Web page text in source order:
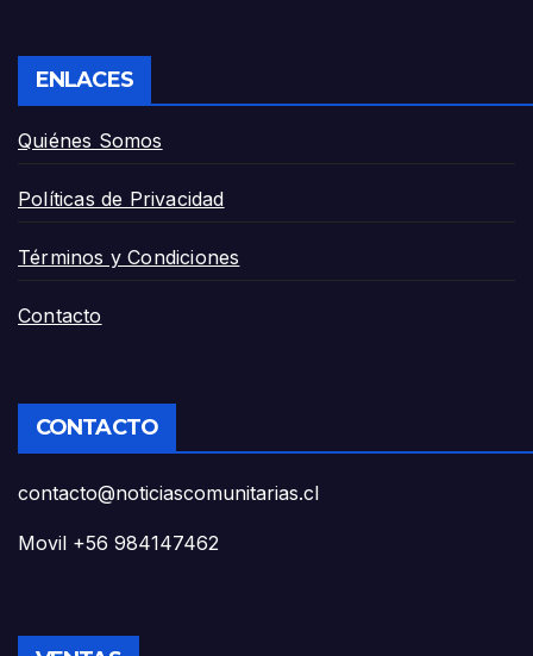
ENLACES
Quiénes Somos
Políticas de Privacidad
Términos y Condiciones
Contacto
CONTACTO
contacto@noticiascomunitarias.cl
Movil +56 984147462